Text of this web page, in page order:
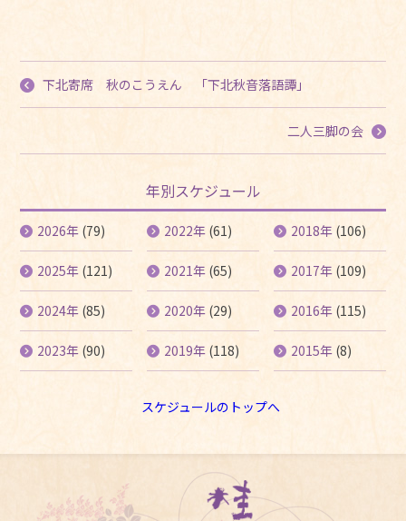
下北寄席 秋のこうえん 「下北秋音落語譚」
二人三脚の会
年別スケジュール
2026年 (79)
2025年 (121)
2024年 (85)
2023年 (90)
2022年 (61)
2021年 (65)
2020年 (29)
2019年 (118)
2018年(106)
2017年(109)
2016年(115)
2015年(8)
スケジュールのトップへ